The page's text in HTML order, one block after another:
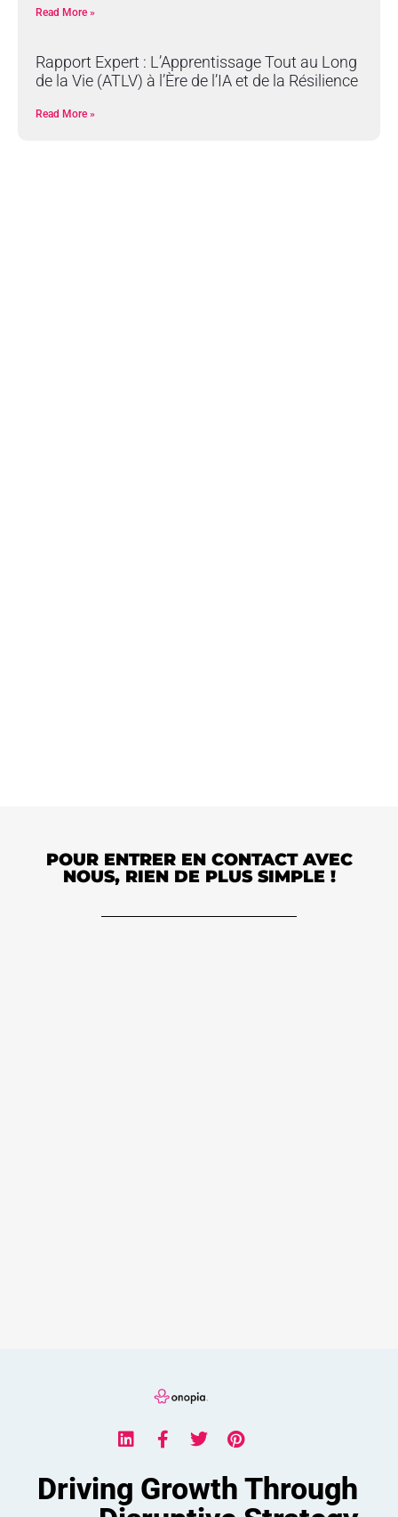
Read More »
Rapport Expert : L’Apprentissage Tout au Long
de la Vie (ATLV) à l’Ère de l’IA et de la Résilience
Read More »
POUR ENTRER EN CONTACT AVEC
NOUS, RIEN DE PLUS SIMPLE !
Driving Growth Through